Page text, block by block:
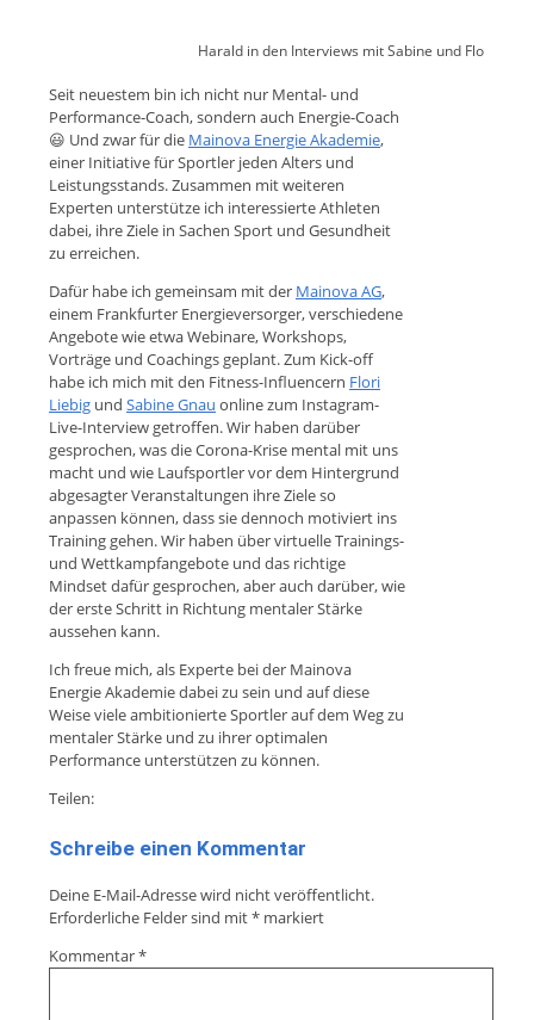
Harald in den Interviews mit Sabine und Flo
Seit neuestem bin ich nicht nur Mental- und
Performance-Coach, sondern auch Energie-Coach
😃 Und zwar für die Mainova Energie Akademie,
einer Initiative für Sportler jeden Alters und
Leistungsstands. Zusammen mit weiteren
Experten unterstütze ich interessierte Athleten
dabei, ihre Ziele in Sachen Sport und Gesundheit
zu erreichen.
Dafür habe ich gemeinsam mit der Mainova AG,
einem Frankfurter Energieversorger, verschiedene
Angebote wie etwa Webinare, Workshops,
Vorträge und Coachings geplant. Zum Kick-off
habe ich mich mit den Fitness-Influencern Flori
Liebig und Sabine Gnau online zum Instagram-
Live-Interview getroffen. Wir haben darüber
gesprochen, was die Corona-Krise mental mit uns
macht und wie Laufsportler vor dem Hintergrund
abgesagter Veranstaltungen ihre Ziele so
anpassen können, dass sie dennoch motiviert ins
Training gehen. Wir haben über virtuelle Trainings-
und Wettkampfangebote und das richtige
Mindset dafür gesprochen, aber auch darüber, wie
der erste Schritt in Richtung mentaler Stärke
aussehen kann.
Ich freue mich, als Experte bei der Mainova
Energie Akademie dabei zu sein und auf diese
Weise viele ambitionierte Sportler auf dem Weg zu
mentaler Stärke und zu ihrer optimalen
Performance unterstützen zu können.
Teilen:
Schreibe einen Kommentar
Deine E-Mail-Adresse wird nicht veröffentlicht.
Erforderliche Felder sind mit* markiert
Kommentar*